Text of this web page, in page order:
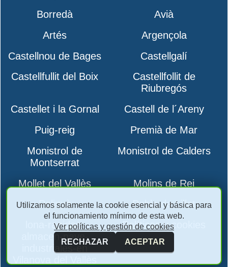
Borredà
Avià
Artés
Argençola
Castellnou de Bages
Castellgalí
Castellfullit del Boix
Castellfollit de
Riubregós
Castellet i la Gornal
Castell de l´Areny
Puig-reig
Premià de Mar
Monistrol de
Montserrat
Monistrol de Calders
Mollet del Vallès
Molins de Rei
Polinyà
Pobla de Lillet
lona-rapidas-
almacen-nave-
industriales-en
Políticas y cookies
Utilizamos solamente la cookie esencial y básica para
el funcionamiento mínimo de esta web.
Ver políticas y gestión de cookies
RECHAZAR
ACEPTAR